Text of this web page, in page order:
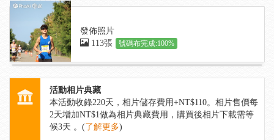
發佈照片
113張
號碼布完成:100%
活動相片典藏
本活動收錄220天，相片儲存費用+NT$110。相片售價每
2天增加NT$1做為相片典藏費用，購買後相片下載需等
候3天 。(了解更多)